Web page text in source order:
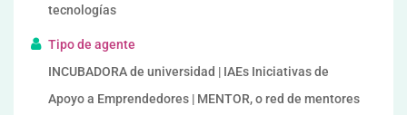
tecnologías
Tipo de agente
INCUBADORA de universidad | IAEs Iniciativas de
Apoyo a Emprendedores | MENTOR, o red de mentores